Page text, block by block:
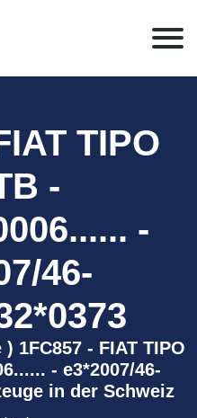
TIPO
-
-
46-
1FC857 - FIAT TIPO
- e3*2007/46-
in der Schweiz